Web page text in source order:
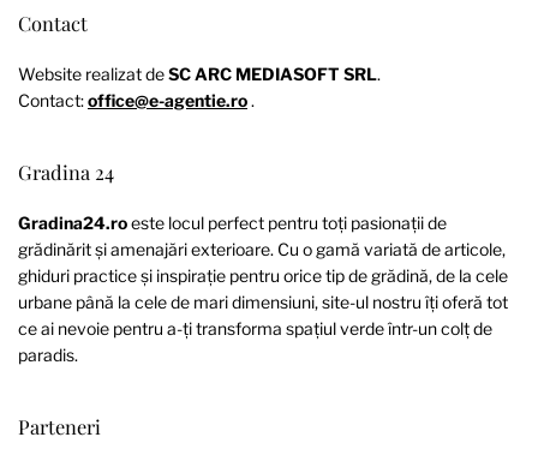
Contact
Website realizat deSC ARC MEDIASOFT SRL.
Contact:office@e-agentie.ro.
Gradina 24
Gradina24.roeste locul perfect pentru toți pasionații de
grădinărit și amenajări exterioare. Cu o gamă variată de articole,
ghiduri practice și inspirație pentru orice tip de grădină, de la cele
urbane până la cele de mari dimensiuni, site-ul nostru îți oferă tot
ce ai nevoie pentru a-ți transforma spațiul verde într-un colț de
paradis.
Parteneri